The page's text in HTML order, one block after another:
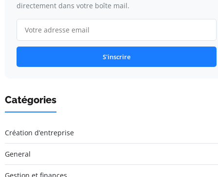
directement dans votre boîte mail.
S'inscrire
Catégories
Création d’entreprise
General